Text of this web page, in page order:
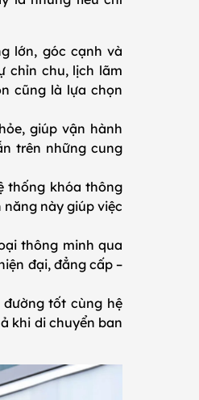
lớn, góc cạnh và
chỉn chu, lịch lãm
cũng là lựa chọn
giúp vận hành
trên những cung
thống khóa thông
này giúp việc
thông minh qua
đại, đẳng cấp –
đường tốt cùng hệ
khi di chuyển ban